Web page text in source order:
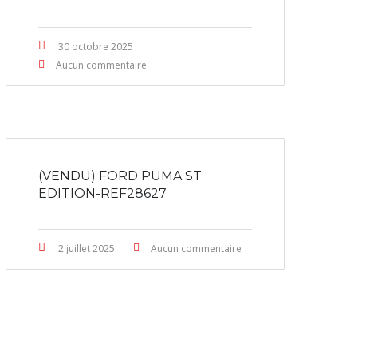
30 octobre 2025
Aucun commentaire
(VENDU) FORD PUMA ST
EDITION-REF28627
2 juillet 2025 Aucun commentaire